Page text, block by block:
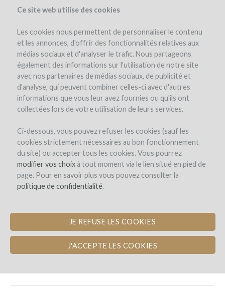
Ce site web utilise des cookies
Les cookies nous permettent de personnaliser le contenu
et les annonces, d'offrir des fonctionnalités relatives aux
médias sociaux et d'analyser le trafic. Nous partageons
également des informations sur l'utilisation de notre site
avec nos partenaires de médias sociaux, de publicité et
d'analyse, qui peuvent combiner celles-ci avec d'autres
informations que vous leur avez fournies ou qu'ils ont
collectées lors de votre utilisation de leurs services.
Ci-dessous, vous pouvez refuser les cookies (sauf les
cookies strictement nécessaires au bon fonctionnement
du site) ou accepter tous les cookies. Vous pourrez
modifier vos choixà tout moment via le lien situé en pied de
page. Pour en savoir plus vous pouvez consulter la
politique de confidentialité.
JE REFUSE LES COOKIES
J'ACCEPTE LES COOKIES
le projet le domaine l'équipe détails du projet avis d'experts
les remboursements en vin winefunders(52)
Château Carpe Diem
AGRANDISSEMENT DU CHAI